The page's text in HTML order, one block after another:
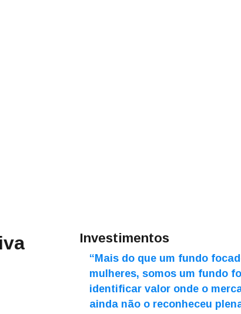
Investimentos
“Mais do que um fundo
mulheres, somos um fundo
identificar valor onde o
ainda não o reconheceu